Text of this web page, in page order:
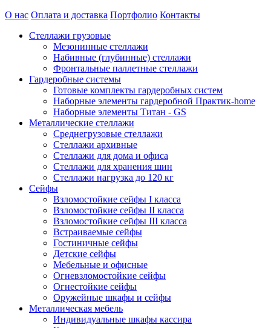
О нас Оплата и доставка Портфолио Контакты
Стеллажи грузовые
Мезонинные стеллажи
Набивные (глубинные) стеллажи
Фронтальные паллетные стеллажи
Гардеробные системы
Готовые комплекты гардеробных систем
Наборные элементы гардеробной Практик-home
Наборные элементы Титан - GS
Металлические стеллажи
Среднегрузовые стеллажи
Стеллажи архивные
Стеллажи для дома и офиса
Стеллажи для хранения шин
Стеллажи нагрузка до 120 кг
Сейфы
Взломостойкие сейфы I класса
Взломостойкие сейфы II класса
Взломостойкие сейфы III класса
Встраиваемые сейфы
Гостиничные сейфы
Детские сейфы
Мебельные и офисные
Огневзломостойкие сейфы
Огнестойкие сейфы
Оружейные шкафы и сейфы
Металлическая мебель
Индивидуальные шкафы кассира